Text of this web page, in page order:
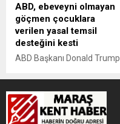
ABD, ebeveyni olmayan
göçmen çocuklara
verilen yasal temsil
desteğini kesti
ABD Başkanı Donald Trump
gelen ve ebeveyni olmayan
göçmen çocukların göç
mahkemelerinde temsil
edilmesi için ayrılan fonların